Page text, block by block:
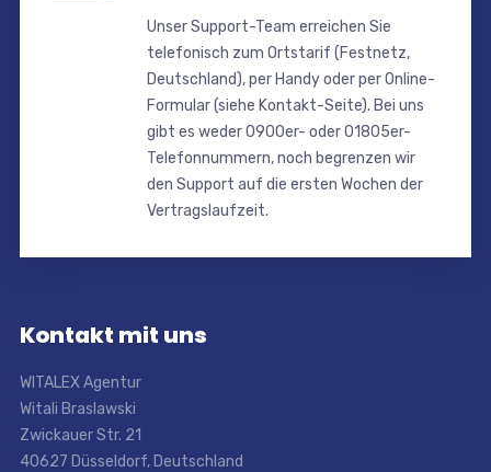
Unser Support-Team erreichen Sie
telefonisch zum Ortstarif (Festnetz,
Deutschland), per Handy oder per Online-
Formular (siehe Kontakt-Seite). Bei uns
gibt es weder 0900er- oder 01805er-
Telefonnummern, noch begrenzen wir
den Support auf die ersten Wochen der
Vertragslaufzeit.
Kontakt mit uns
WITALEX Agentur
Witali Braslawski
Zwickauer Str. 21
40627 Düsseldorf, Deutschland